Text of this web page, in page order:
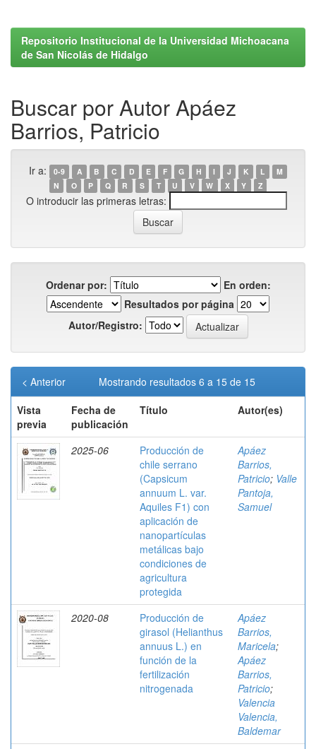
Repositorio Institucional de la Universidad Michoacana
de San Nicolás de Hidalgo
Buscar por Autor Apáez
Barrios, Patricio
Ir a: 0-9 A B C D E F G H I J K L
M
N
O P Q R S T U V W X Y Z
O introducir las primeras letras:
Ordenar por:
En orden:
Resultados por página
Autor/Registro:
Mostrando resultados 6 a 15 de 15
< Anterior
Vista
previa
Fecha de
publicación
Título Autor(es)
2025-06
Producción de
chile serrano
(Capsicum
annuum L. var.
Aquiles F1) con
aplicación de
nanopartículas
metálicas bajo
condiciones de
agricultura
protegida
Apáez
Barrios,
Patricio; Valle
Pantoja,
Samuel
2020-08
Producción de
girasol (Helianthus
annuus L.) en
función de la
fertilización
nitrogenada
Apáez
Barrios,
Maricela;
Apáez
Barrios,
Patricio;
Valencia
Valencia,
Baldemar